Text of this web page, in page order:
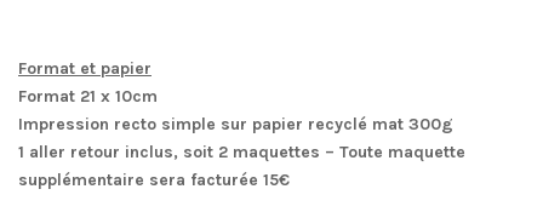
Format et papier
Format 21 x 10cm
Impression recto simple sur papier recyclé mat 300g
1 aller retour inclus, soit 2 maquettes – Toute maquette
supplémentaire sera facturée 15€